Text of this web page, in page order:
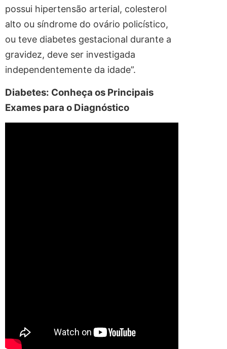
possui hipertensão arterial, colesterol
alto ou síndrome do ovário policístico,
ou teve diabetes gestacional durante a
gravidez, deve ser investigada
independentemente da idade”.
Diabetes: Conheça os Principais
Exames para o Diagnóstico